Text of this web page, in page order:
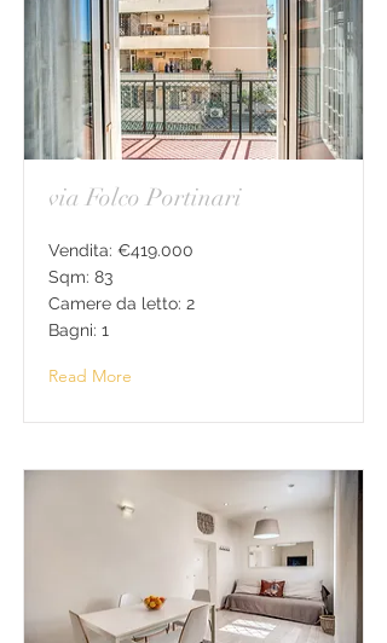
via Folco Portinari
Vendita: €419.000
Sqm: 83
Camere da letto: 2
Bagni: 1
Read More